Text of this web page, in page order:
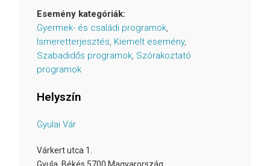
Esemény kategóriák:
Gyermek- és családi programok,
Ismeretterjesztés, Kiemelt esemény,
Szabadidős programok, Szórakoztató
programok
Helyszín
Gyulai Vár
Várkert utca 1.